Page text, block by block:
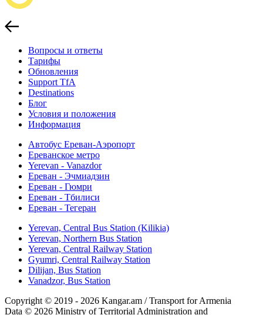
Вопросы и ответы
Тарифы
Обновления
Support TfA
Destinations
Блог
Условия и положения
Информация
Автобус Ереван-Аэропорт
Ереванское метро
Yerevan - Vanazdor
Ереван - Эчмиадзин
Ереван - Гюмри
Ереван - Тбилиси
Ереван - Тегеран
Yerevan, Central Bus Station (Kilikia)
Yerevan, Northern Bus Station
Yerevan, Central Railway Station
Gyumri, Central Railway Station
Dilijan, Bus Station
Vanadzor, Bus Station
Copyright © 2019 - 2026 Kangar.am / Transport for Armenia
Data © 2026 Ministry of Territorial Administration and